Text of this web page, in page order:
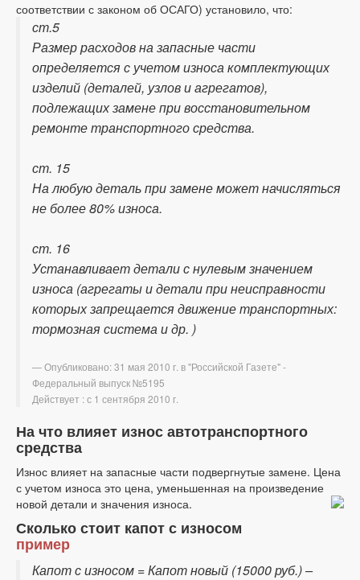
соответствии с законом об ОСАГО) установило, что:
ст.5
Размер расходов на запасные части
определяется с учетом износа комплектующих
изделий (деталей, узлов и агрегатов),
подлежащих замене при восстановительном
ремонте транспортного средства.
ст. 15
На любую деталь при замене может начисляться
не более 80% износа.
ст. 16
Устанавливает детали с нулевым значением
износа (агрегаты и детали при неисправности
которых запрещается движение транспортных:
тормозная система и др. )
Опубликовано: 31 мая 2010 г. в "Российской Газете" -
Федеральный выпуск №5195
Действует : с 1 сентября 2010 г.
На что влияет износ автотранспортного
средства
Износ влияет на запасные части подвергнутые замене. Цена
с учетом износа это цена, уменьшенная на произведение
новой детали и значения износа.
Сколько стоит капот с износом
пример
Капот с износом = Капот новый (15000 руб.) –